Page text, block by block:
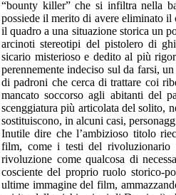
“bounty killer” che si infiltra nella
possiede il merito di avere eliminato il
il quadro a una situazione storica un
arcinoti stereotipi del pistolero di
sicario misterioso e dedito al più
perennemente indeciso sul da farsi,
di padroni che cerca di trattare coi
mancato soccorso agli abitanti del
scenggiatura più articolata del solito,
sostituiscono, in alcuni casi,
Inutile dire che l’ambizioso titolo
film, come i testi del rivoluzionario
rivoluzione come qualcosa di
cosciente del proprio ruolo storico-
ultime immagine del film,